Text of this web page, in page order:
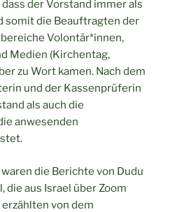
der Vorstand immer als
somit die Beauftragten der
Volontär*innen,
Medien (Kirchentag,
zu Wort kamen. Nach dem
und der Kassenprüferin
als auch die
anwesenden
die Berichte von Dudu
die aus Israel über Zoom
von dem